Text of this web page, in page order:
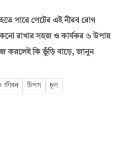
পারে পেটের এই নীরব রোগ
রাখার সহজ ও কার্যকর ৬ উপায়
করলেই কি ভুঁড়ি বাড়ে, জানুন
ও জীবন টিপস চুল